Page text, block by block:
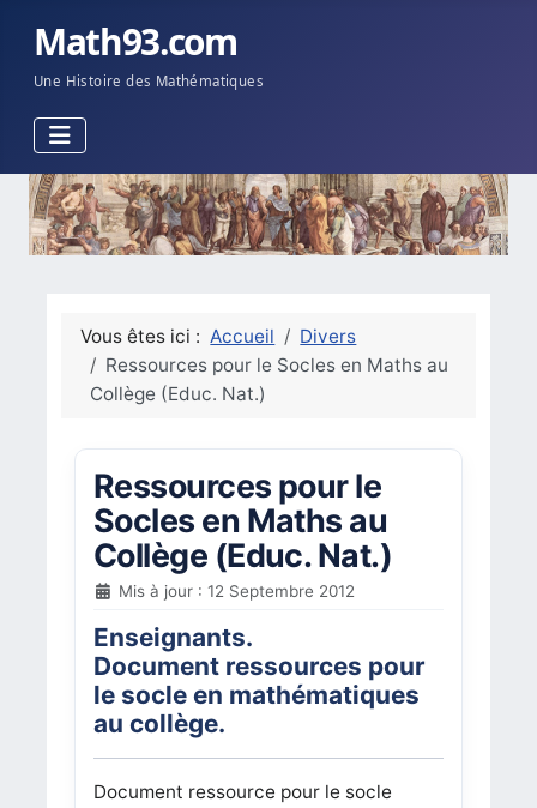
Math93.com
Une Histoire des Mathématiques
Vous êtes ici : Accueil
Divers
Ressources pour le Socles en Maths au
Collège (Educ. Nat.)
Ressources pour le
Socles en Maths au
Collège (Educ. Nat.)
Mis à jour : 12 Septembre 2012
Enseignants.
Document ressources pour
le socle en mathématiques
au collège.
Document ressource pour le socle